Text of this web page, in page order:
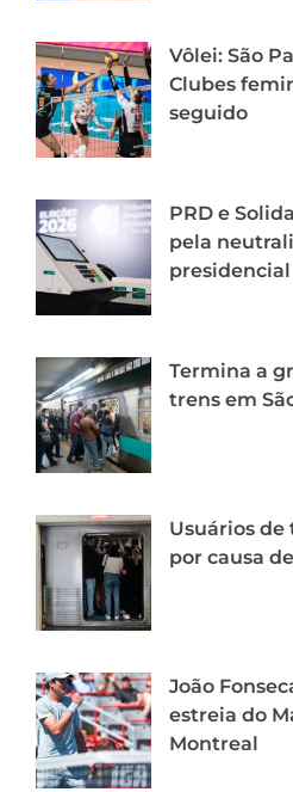
Vôlei: São
Clubes
seguido
PRD e
pela
presidencial
Termina a
trens em
Usuários
por causa
João
estreia do
Montreal